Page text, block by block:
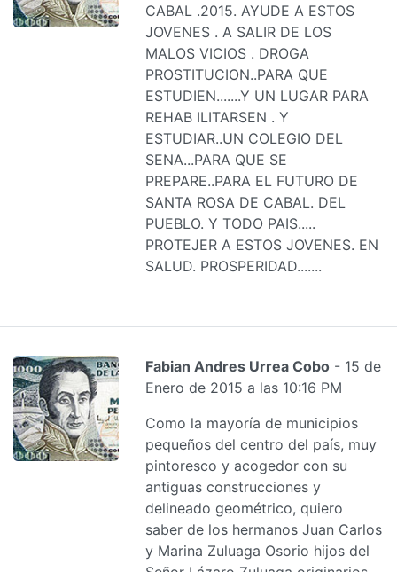
CABAL .2015. AYUDE A ESTOS
JOVENES . A SALIR DE LOS
MALOS VICIOS . DROGA
PROSTITUCION..PARA QUE
ESTUDIEN.......Y UN LUGAR PARA
REHAB ILITARSEN . Y
ESTUDIAR..UN COLEGIO DEL
SENA...PARA QUE SE
PREPARE..PARA EL FUTURO DE
SANTA ROSA DE CABAL. DEL
PUEBLO. Y TODO PAIS.....
PROTEJER A ESTOS JOVENES. EN
SALUD. PROSPERIDAD.......
Fabian Andres Urrea Cobo - 15 de
Enero de 2015 a las 10:16 PM
Como la mayoría de municipios
pequeños del centro del país, muy
pintoresco y acogedor con su
antiguas construcciones y
delineado geométrico, quiero
saber de los hermanos Juan Carlos
y Marina Zuluaga Osorio hijos del